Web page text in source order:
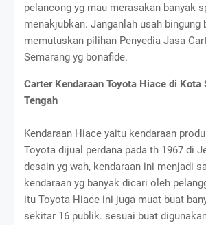
pelancong yg mau merasakan banyak
menakjubkan. Janganlah usah bingung
memutuskan pilihan Penyedia Jasa
Semarang yg bonafide.
Carter Kendaraan Toyota Hiace di Kota
Tengah
Kendaraan Hiace yaitu kendaraan
Toyota dijual perdana pada th 1967 di
desain yg wah, kendaraan ini menjadi
kendaraan yg banyak dicari oleh
itu Toyota Hiace ini juga muat buat
sekitar 16 publik. sesuai buat